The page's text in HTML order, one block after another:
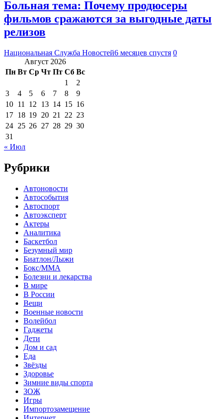
Больная тема: Почему продюсеры
фильмов сражаются за выгодные даты
релизов
Национальная Служба Новостей6 месяцев спустя 0
Август 2026
Пн Вт Ср Чт Пт Сб Вс
1
2
3
4 5 6 7 8
9
10 11 12 13 14 15 16
17 18 19 20 21 22 23
24 25 26 27 28 29 30
31
« Июл
Рубрики
Автоновости
Автособытия
Автоспорт
Автоэксперт
Актеры
Аналитика
Баскетбол
Безумный мир
Биатлон/Лыжи
Бокс/MMA
Болезни и лекарства
В мире
В России
Вещи
Военные новости
Волейбол
Гаджеты
Дети
Дом и сад
Еда
Звёзды
Здоровье
Зимние виды спорта
ЗОЖ
Игры
Импортозамещение